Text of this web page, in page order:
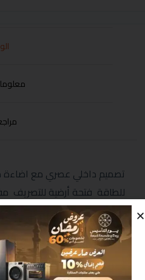
تصميم داخلي عصري مع اضاءة
للطاقة فتحة أرضية للتصريف
التبريد عجلات لسهولة
يدوي مع قفل ضد عبث الأطفال